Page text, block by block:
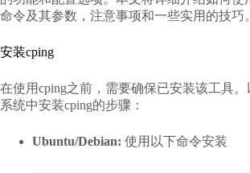
命令及其参数，注意事项和一些实用的技巧。
安装cping
在使用cping之前，需要确保已安装该工具
系统中安装cping的步骤：
Ubuntu/Debian: 使用以下命令安装